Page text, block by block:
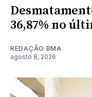
36,87% no
REDAÇÃO BMA
agosto 8, 2026